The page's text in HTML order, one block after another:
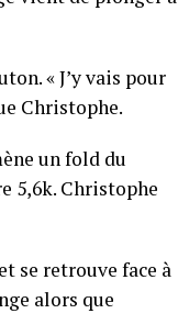
« J’y vais pour
Christophe.
un fold du
5,6k. Christophe
se retrouve face à
alors que